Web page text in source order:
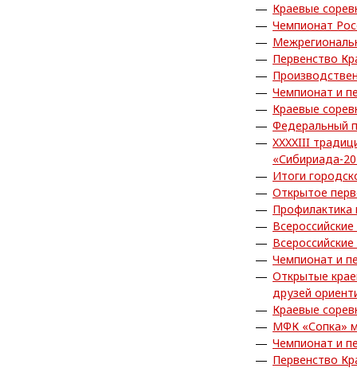
Краевые
Чемпионат
Первенство
Чемпионат и
Краевые
Федеральный
XXXXIII
«Сибириада-
Итоги
Открытое
Чемпионат и
Открытые
друзей
Краевые
МФК «Сопка»
Чемпионат и
Первенство